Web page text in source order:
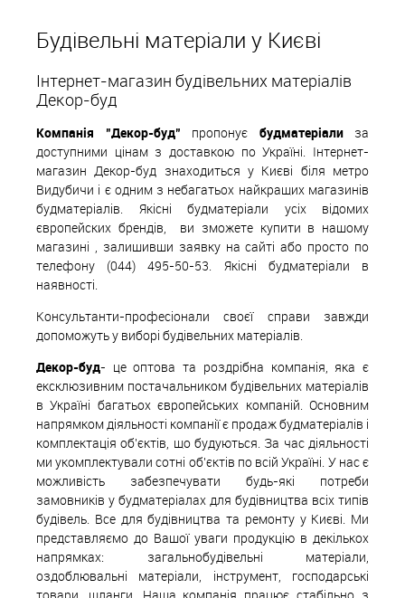
В вибране Під замовлення
Будівельні матеріали у Києві
Інтернет-магазин будівельних матеріалів
Декор-буд
Компанія "Декор-буд" пропонує будматеріализа
доступними цінам з доставкою по Україні. Інтернет-
магазин Декор-буд знаходиться у Києві біля метро
Видубичи і є одним з небагатьох найкращих магазинів
будматеріалів. Якісні будматеріали усіх відомих
європейских брендів, ви зможете купити в нашому
магазині , залишивши заявку на сайті або просто по
телефону (044) 495-50-53. Якісні будматеріали в
наявності.
Консультанти-професіонали своєї справи завжди
допоможуть у виборі будівельних матеріалів.
Декор-буд- це оптова та роздрібна компанія, яка є
ексклюзивним постачальником будівельних матеріалів
в Україні багатьох європейських компаній. Основним
напрямком діяльності компанії є продаж будматеріалів і
комплектація об'єктів, що будуються. За час діяльності
ми укомплектували сотні об'єктів по всій Україні. У нас є
можливість забезпечувати будь-які потреби
замовників у будматеріалах для будівництва всіх типів
будівель. Все для будівництва та ремонту у Києві. Ми
представляємо до Вашої уваги продукцію в декількох
напрямках: загальнобудівельні матеріали,
оздоблювальні матеріали, інструмент, господарські